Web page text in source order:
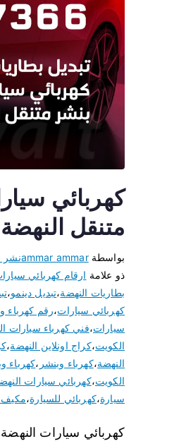
متنقل النهضة
بواسطةammar ammarنشر
ذو علامة ارقام كهربائي
بطاريات النهضة،تبديل دينمو،
كهربائي سيارات،رقم كهرباء
سيارات،فني كهرباء سيارات
الكويت،كراج اونلاين النهضة،
النهضة،كهرباء وبنشر ،كهرباء
الكويت،كهربائي سيارات
سيارة،كهربائي للسيارة،مكيف
كهربائي سيارات